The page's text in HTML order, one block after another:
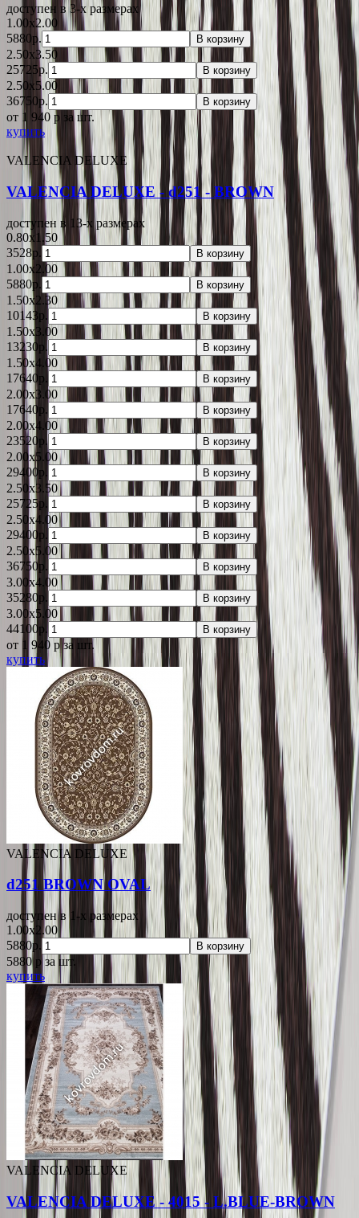
доступен в 3-x размерах
1.00x2.00
5880р.
В корзину
2.50x3.50
25725р.
В корзину
2.50x5.00
36750р.
В корзину
от 1 940 p за шт.
купить
VALENCIA DELUXE
VALENCIA DELUXE - d251 - BROWN
доступен в 13-x размерах
0.80x1.50
3528р.
В корзину
1.00x2.00
5880р.
В корзину
1.50x2.30
10143р.
В корзину
1.50x3.00
13230р.
В корзину
1.50x4.00
17640р.
В корзину
2.00x3.00
17640р.
В корзину
2.00x4.00
23520р.
В корзину
2.00x5.00
29400р.
В корзину
2.50x3.50
25725р.
В корзину
2.50x4.00
29400р.
В корзину
2.50x5.00
36750р.
В корзину
3.00x4.00
35280р.
В корзину
3.00x5.00
44100р.
В корзину
от 1 940 pза шт.
купить
VALENCIA DELUXE
d251 BROWN OVAL
доступен в 1-x размерах
1.00x2.00
5880р.
В корзину
5880 pза шт.
купить
VALENCIA DELUXE
VALENCIA DELUXE - 4015 - L.BLUE-BROWN